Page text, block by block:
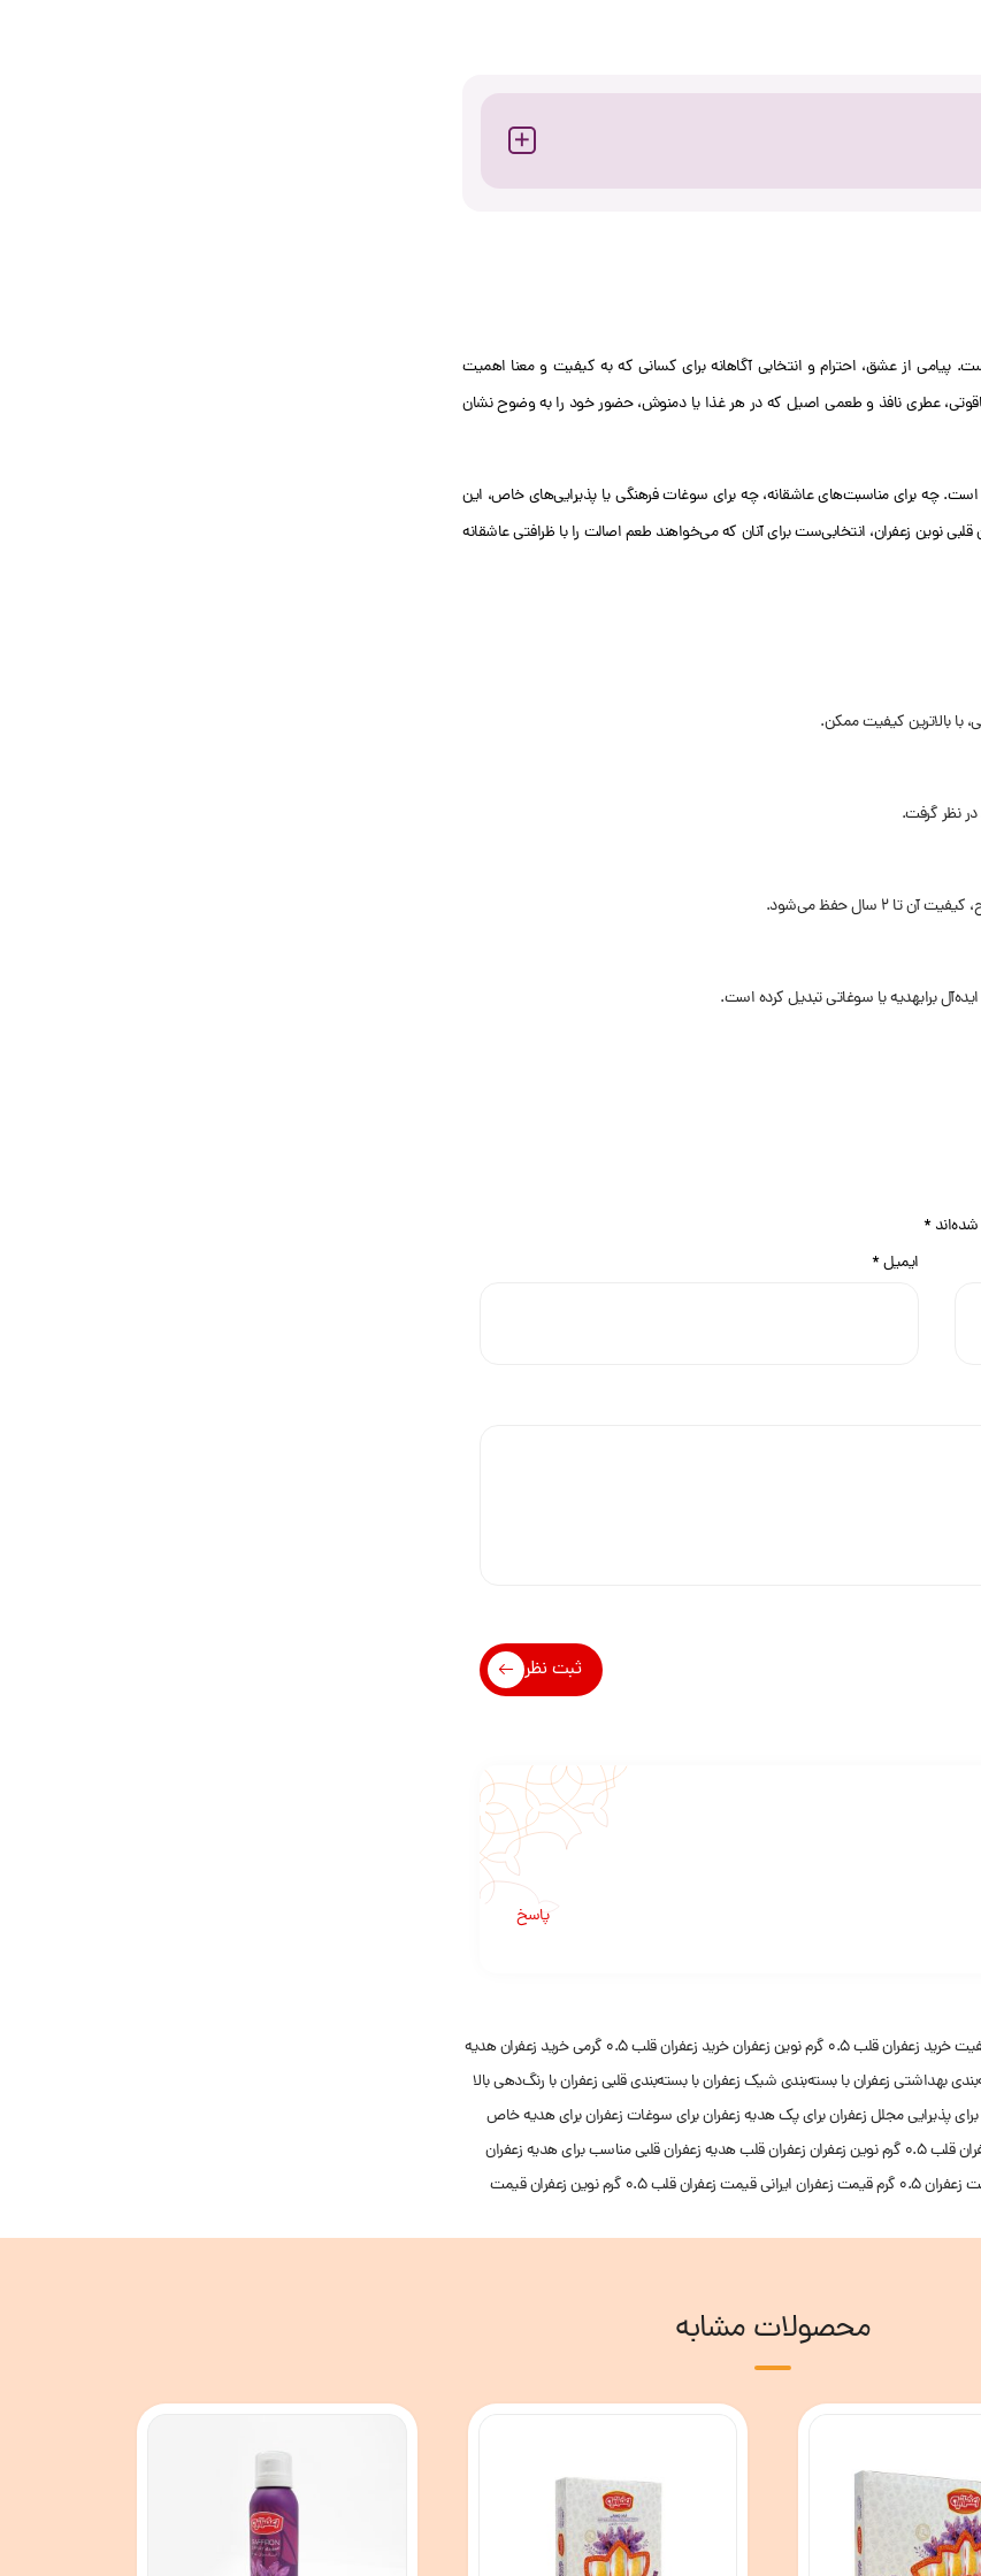
است. پیامی از عشق، احترام و انتخابی آگاهانه برای کسانی که به کیفیت و معنا اهمیت
است که با رنگی یاقوتی، عطری نافذ و طعمی اصیل که در هر غذا یا دمنوش، حضور خود را به‌ وضوح نشان
است. چه برای مناسبت‌های عاشقانه، چه برای سوغات فرهنگی یا پذیرایی‌های خاص، این
نوین زعفران، انتخابی‌ست برای آنان که می‌خواهند طعم اصالت را با ظرافتی عاشقانه
با بالاترین کیفیت ممکن.
در نظر گرفت.
سال حفظ می‌شود.
برایهدیه یا سوغاتی تبدیل کرده است.
شده‌اند*
ایمیل*
ثبت نظر
پاسخ
خرید زعفران قلب 0.5 گرم نوین زعفران خرید زعفران قلب ۰.۵ گرمی
خرید زعفران هدیه
بهداشتیزعفران با بسته‌بندی شیکزعفران با بسته‌بندی قلبیزعفران با رنگ‌دهی بالا
برای پذیرایی مجللزعفران برای پک هدیهزعفران برای سوغاتزعفران برای هدیه خاص
0.5 گرم نوین زعفران زعفران قلب هدیهزعفران قلبی مناسب برای هدیهزعفران
0.5 گرم قیمت زعفران ایرانیقیمت زعفران قلب 0.5 گرم نوین زعفران
قیمت
محصولات مشابه